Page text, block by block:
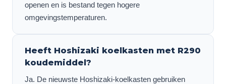
openen en is bestand tegen hogere
omgevingstemperaturen.
Heeft Hoshizaki koelkasten met R290
koudemiddel?
Ja. De nieuwste Hoshizaki-koelkasten gebruiken